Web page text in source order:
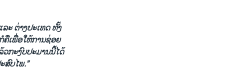
ະ ຕ່າງປະເທດ ທັ້ງ
ຄື​ເພື່ອ​ໃຫ້ການ​ຊ່ອຍ​
ກະງົບປະມານນີ້ໄດ້
ສົບໄພ.”